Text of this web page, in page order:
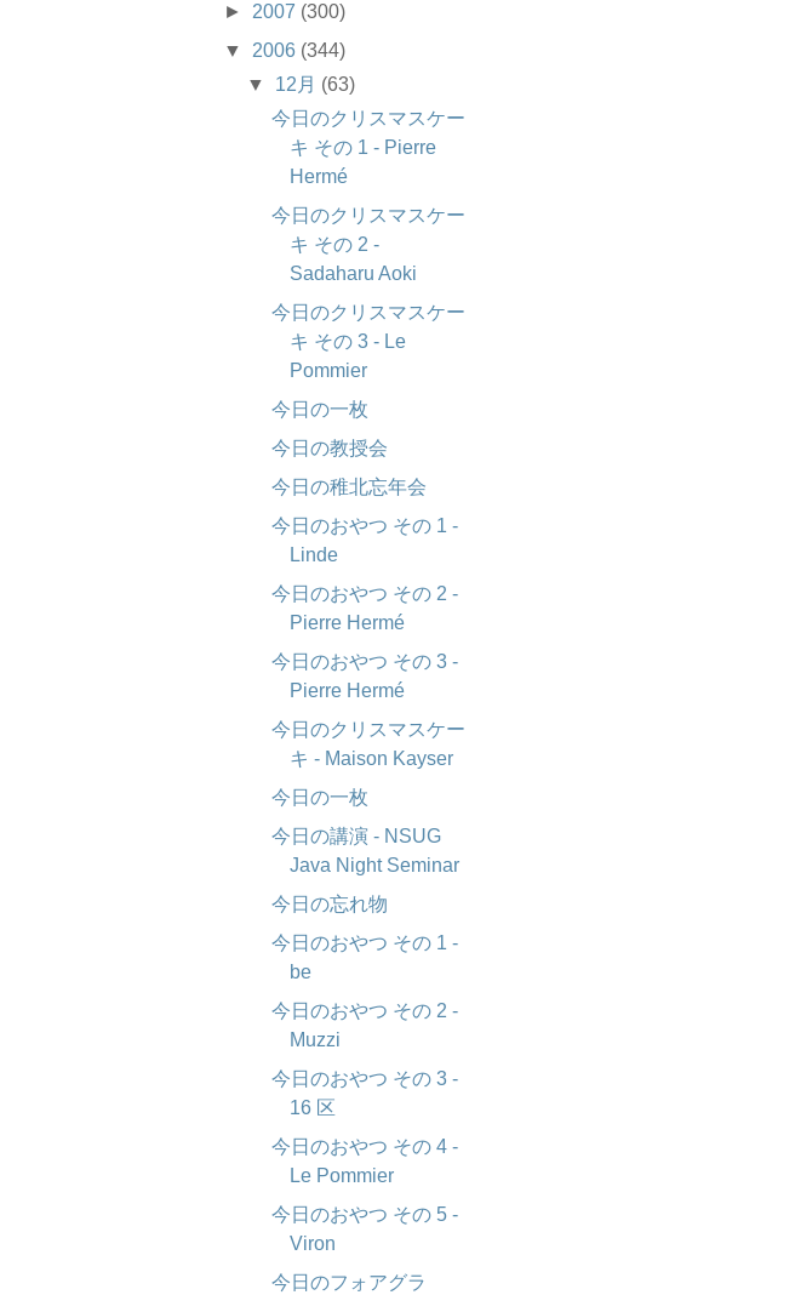
► 2007 (300)
▼ 2006 (344)
▼ 12月 (63)
今日のクリスマスケー
キ その 1 - Pierre
Hermé
今日のクリスマスケー
キ その 2 -
Sadaharu Aoki
今日のクリスマスケー
キ その 3 - Le
Pommier
今日の一枚
今日の教授会
今日の稚北忘年会
今日のおやつ その 1 -
Linde
今日のおやつ その 2 -
Pierre Hermé
今日のおやつ その 3 -
Pierre Hermé
今日のクリスマスケー
キ - Maison Kayser
今日の一枚
今日の講演 - NSUG
Java Night Seminar
今日の忘れ物
今日のおやつ その 1 -
be
今日のおやつ その 2 -
Muzzi
今日のおやつ その 3 -
16 区
今日のおやつ その 4 -
Le Pommier
今日のおやつ その 5 -
Viron
今日のフォアグラ